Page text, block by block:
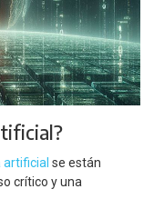
se están
crítico y una